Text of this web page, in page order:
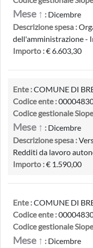
Mese ↑ : Dicembre
Descrizione spesa :
dell'amministrazione -
Importo :€ 6.603,30
Ente :COMUNE DI
Codice ente :
Codice gestionale
Mese ↑ : Dicembre
Descrizione spesa :
Redditi da lavoro
Importo :€ 1.590,00
Ente :COMUNE DI
Codice ente :
Codice gestionale
Mese ↑ : Dicembre